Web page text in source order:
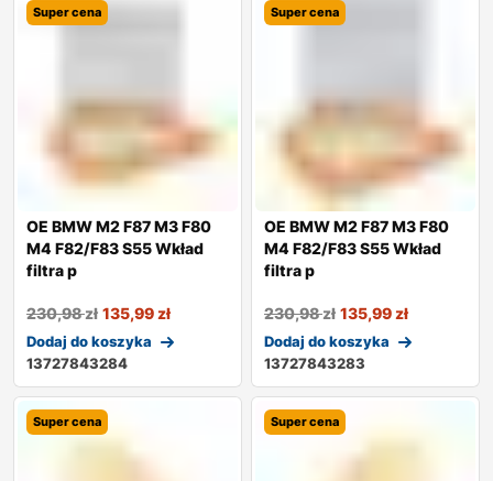
Super cena
OE BMW M2 F87 M3 F80
M4 F82/F83 S55 Wkład
filtra p
230,98zł 135,99zł
Dodaj do koszyka
13727843284
Super cena
OE BMW M2 F87 M3 F80
M4 F82/F83 S55 Wkład
filtra p
230,98zł 135,99zł
Dodaj do koszyka
13727843283
Super cena Super cena